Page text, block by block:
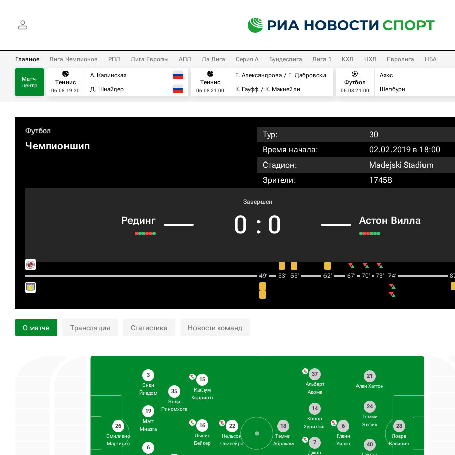
Главное Лига Чемпионов РПЛ Лига Европы АПЛ Ла Лига Серия А Бундеслига Лига 1 КХЛ НХЛ Евролига НБА
Матч-
центр
Теннис
06.08 19:30
А. Калинская
Д. Шнайдер
Теннис
06.08 21:00
Е. Александрова
Г. Дабровски
К. Гауфф
К. Макнейли
Футбол
06.08 21:00
Аякс
Шелбурн
Футбол
Чемпионшип
Тур:
30
Время начала:
02.02.2019 в 18:00
Стадион:
Madejski Stadium
Зрители:
17458
Рединг
Завершен
0 : 0 Астон Вилла
49‎’‎ 53‎’‎ 55‎’‎ 62‎’‎ 67‎’‎ 70‎’‎ 73‎’‎ 74‎’‎
О матче Трансляция Статистика Новости команд
26
Эмилиано
Мартинес
3
Энди
Йиадом
19
Мэтт
Миазга
6
35
Энди
Риномхота
15
Каллум
Хэрриотт
16
Льюис
Бейкер
22
Нельсон
Оливейра
28
Ловре
Калинич
21
Алан Хаттон
24
Томми
Элфик
40
6
Гленн
Уилан
37
Альберт
Адома
14
Конор
Хурихэйн
7
Джон
18
Тэмми
Абрахам